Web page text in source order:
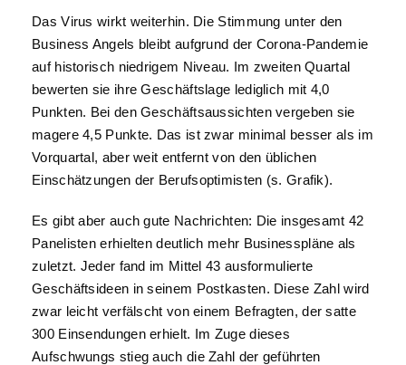
Das Virus wirkt weiterhin. Die Stimmung unter den
Business Angels bleibt aufgrund der Corona-Pandemie
auf historisch niedrigem Niveau. Im zweiten Quartal
bewerten sie ihre Geschäftslage lediglich mit 4,0
Punkten. Bei den Geschäftsaussichten vergeben sie
magere 4,5 Punkte. Das ist zwar minimal besser als im
Vorquartal, aber weit entfernt von den üblichen
Einschätzungen der Berufsoptimisten (s. Grafik).
Es gibt aber auch gute Nachrichten: Die insgesamt 42
Panelisten erhielten deutlich mehr Businesspläne als
zuletzt. Jeder fand im Mittel 43 ausformulierte
Geschäftsideen in seinem Postkasten. Diese Zahl wird
zwar leicht verfälscht von einem Befragten, der satte
300 Einsendungen erhielt. Im Zuge dieses
Aufschwungs stieg auch die Zahl der geführten